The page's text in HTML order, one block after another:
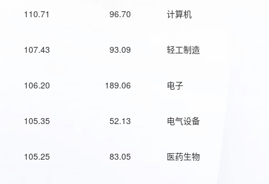
110.71 96.70 计算机
107.43 93.09 轻工制造
106.20 189.06 电子
105.35 52.13 电气设备
105.25 83.05 医药生物